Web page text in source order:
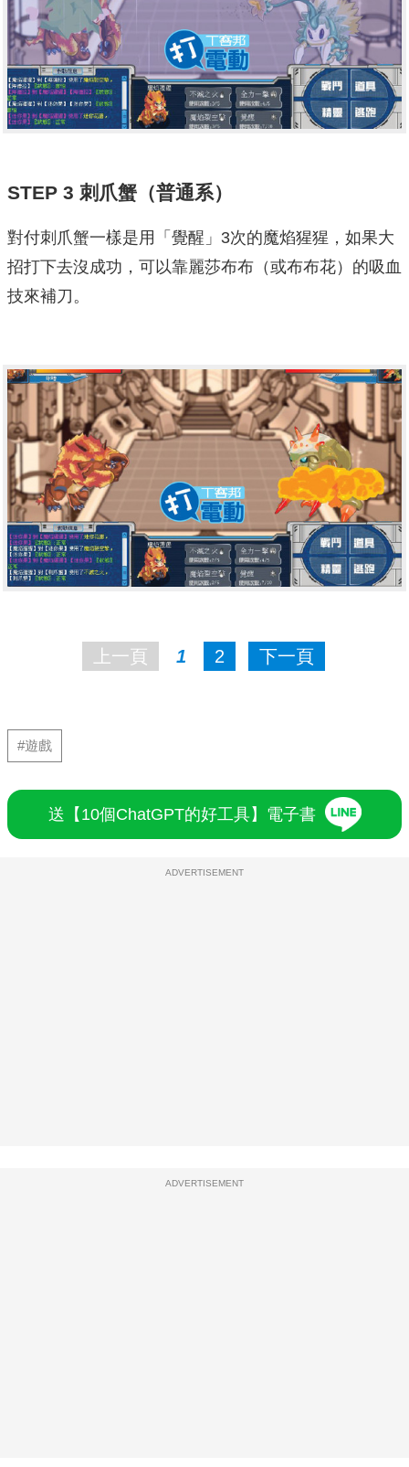
STEP 3 刺爪蟹 （普通系）
對付刺爪蟹一樣是用「覺醒」3次的魔焰猩猩，如果大
招打下去沒成功，可以靠麗莎布布（或布布花）的吸血
技來補刀。
上一頁 1 2 下一頁
#遊戲
送【10個ChatGPT的好工具】電子書
ADVERTISEMENT
ADVERTISEMENT